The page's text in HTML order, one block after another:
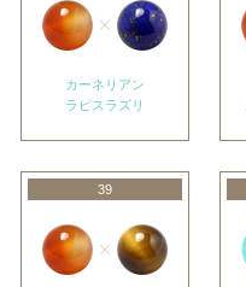
カーネリアン
ラピスラズリ
39